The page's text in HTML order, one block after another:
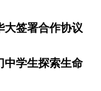
大签署合作协议
中学生探索生命